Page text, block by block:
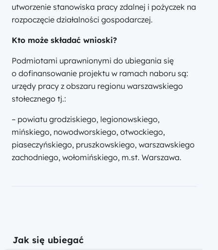
utworzenie stanowiska pracy zdalnej i pożyczek na
rozpoczęcie działalności gospodarczej.
Kto może składać wnioski?
Podmiotami uprawnionymi do ubiegania się
o dofinansowanie projektu w ramach naboru są:
urzędy pracy z obszaru regionu warszawskiego
stołecznego tj.:
– powiatu grodziskiego, legionowskiego,
mińskiego, nowodworskiego, otwockiego,
piaseczyńskiego, pruszkowskiego, warszawskiego
zachodniego, wołomińskiego, m.st. Warszawa.
Jak się ubiegać